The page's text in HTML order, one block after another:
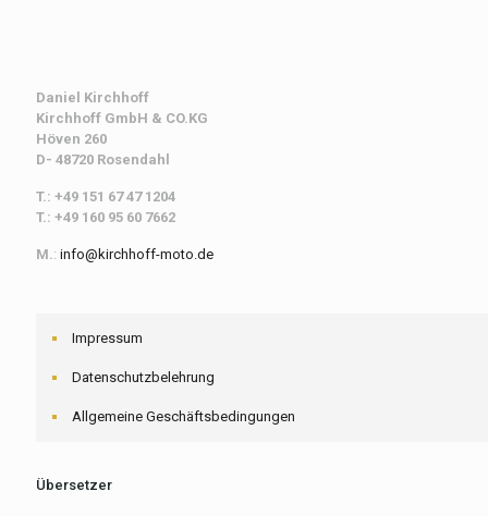
Daniel Kirchhoff
Kirchhoff GmbH & CO.KG
Höven 260
D- 48720 Rosendahl
T.: +49 151 67 47 1204
T.: +49 160 95 60 7662
M.: info@kirchhoff-moto.de
Impressum
Datenschutzbelehrung
Allgemeine Geschäftsbedingungen
Übersetzer